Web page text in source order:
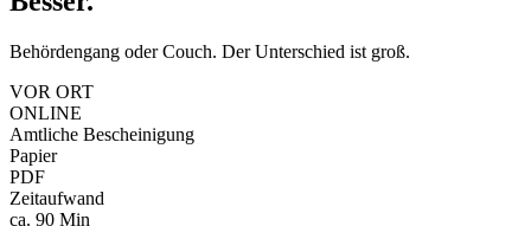
Behördengang oder Couch. Der Unterschied ist groß.
VOR ORT
ONLINE
Amtliche Bescheinigung
Papier
PDF
Zeitaufwand
ca. 90 Min